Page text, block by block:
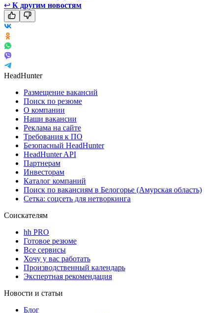
↩ К другим новостям
HeadHunter
Размещение вакансий
Поиск по резюме
О компании
Наши вакансии
Реклама на сайте
Требования к ПО
Безопасный HeadHunter
HeadHunter API
Партнерам
Инвесторам
Каталог компаний
Поиск по вакансиям в Белогорье (Амурская область)
Сетка: соцсеть для нетворкинга
Соискателям
hh PRO
Готовое резюме
Все сервисы
Хочу у вас работать
Производственный календарь
Экспертная рекомендация
Новости и статьи
Блог